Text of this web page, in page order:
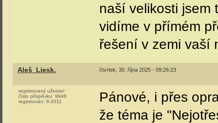
naší velikosti jsem
vidíme v přímém
řešení v zemi vaší
Aleš_Liesk. čtvrtek, 30. října 2025 - 09:26:23
registrovaný uživatel
číslo příspěvku: 9946
registrován: 9-2011
Pánové, i přes
že téma je